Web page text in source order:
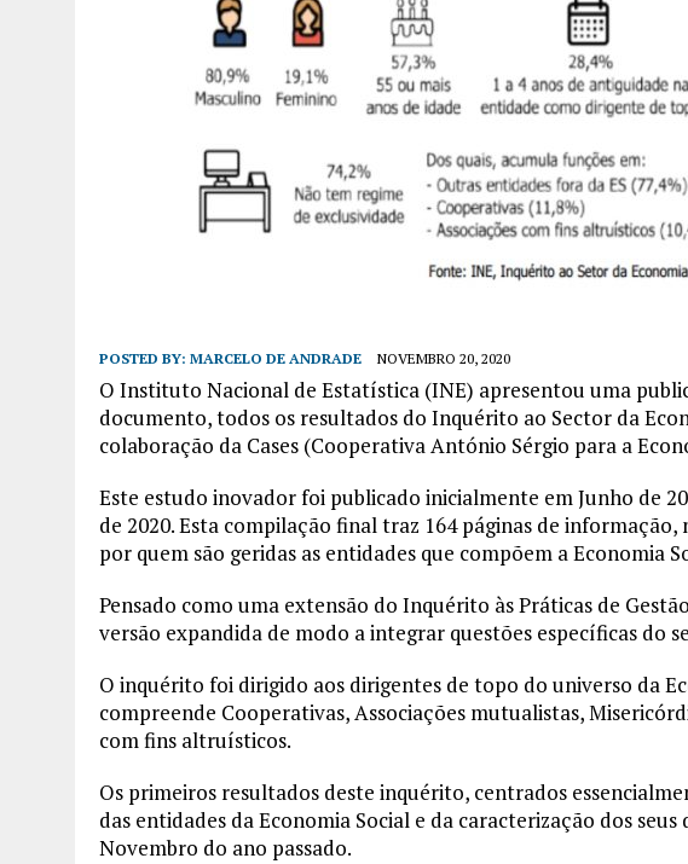
POSTED BY: MARCELO DE ANDRADE NOVEMBRO 20, 2020
O Instituto Nacional de Estatística (INE) apresentou uma
documento, todos os resultados do Inquérito ao Sector da
colaboração da Cases (Cooperativa António Sérgio para a
Este estudo inovador foi publicado inicialmente em Junho de
de 2020. Esta compilação final traz 164 páginas de
por quem são geridas as entidades que compõem a Economia
Pensado como uma extensão do Inquérito às Práticas de
versão expandida de modo a integrar questões específicas do
O inquérito foi dirigido aos dirigentes de topo do universo da
compreende Cooperativas, Associações mutualistas,
com fins altruísticos.
Os primeiros resultados deste inquérito, centrados
das entidades da Economia Social e da caracterização dos
Novembro do ano passado.